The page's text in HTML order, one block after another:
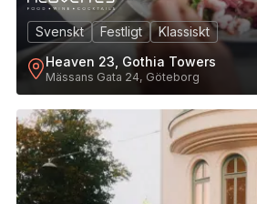
Svenskt Festligt
Klassiskt
Heaven 23, Gothia Towers
Mässans Gata 24, Göteborg